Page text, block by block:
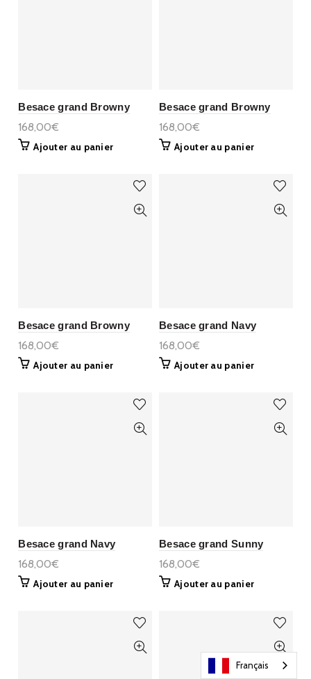
Besace grand Browny
168,00€
Ajouter au panier
Besace grand Browny
168,00€
Ajouter au panier
Besace grand Browny
168,00€
Ajouter au panier
Besace grand Navy
168,00€
Ajouter au panier
Besace grand Navy
168,00€
Ajouter au panier
Besace grand Sunny
168,00€
Ajouter au panier
Français